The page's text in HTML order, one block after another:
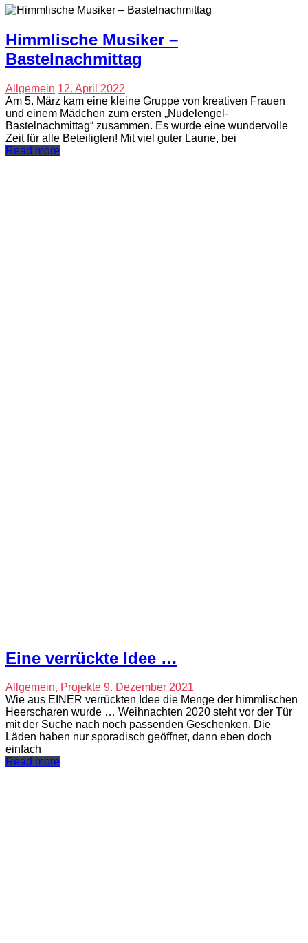
Himmlische Musiker –
Bastelnachmittag
Allgemein 12. April 2022
Am 5. März kam eine kleine Gruppe von kreativen Frauen
und einem Mädchen zum ersten „Nudelengel-
Bastelnachmittag“ zusammen. Es wurde eine wundervolle
Zeit für alle Beteiligten! Mit viel guter Laune, bei
Read more
Eine verrückte Idee …
Allgemein, Projekte 9. Dezember 2021
Wie aus EINER verrückten Idee die Menge der himmlischen
Heerscharen wurde … Weihnachten 2020 steht vor der Tür
mit der Suche nach noch passenden Geschenken. Die
Läden haben nur sporadisch geöffnet, dann eben doch
einfach
Read more